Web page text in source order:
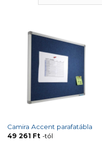
Camira Accent parafatábla
49 261 Ft-tól